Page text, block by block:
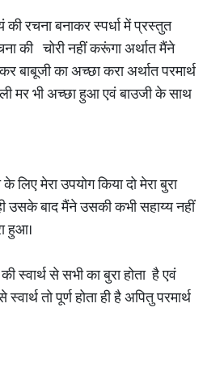
रचना बनाकर स्पर्धा में प्रस्तुत
की चोरी नहीं करूंगा अर्थात मैंने
बाबूजी का अच्छा करा अर्थात परमार्थ
मर भी अच्छा हुआ एवं बाउजी के साथ
मेरा उपयोग किया दो मेरा बुरा
उसके बाद मैंने उसकी कभी सहाय्य नहीं
हुआ।
स्वार्थ से सभी का बुरा होता है एवं
तो पूर्ण होता ही है अपितु परमार्थ